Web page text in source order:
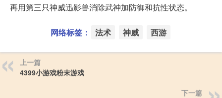
再用第三只神威迅影兽消除武神加防御和抗性状态。
网络标签： 法术 神威 西游
上一篇
4399小游戏粉末游戏
下一篇